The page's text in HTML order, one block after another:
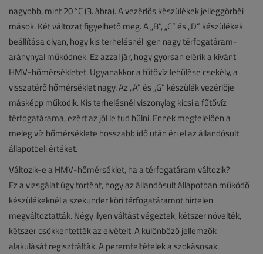
nagyobb, mint 20 °C (3. ábra). A vezérlős készülékek jelleggörbéi
mások. Két változat figyelhető meg. A „B”, „C” és „D” készülékek
beállítása olyan, hogy kis terhelésnél igen nagy térfogatáram-
aránynyal működnek. Ez azzal jár, hogy gyorsan elérik a kívánt
HMV-hőmérsékletet. Ugyanakkor a fűtővíz lehűlése csekély, a
visszatérő hőmérséklet nagy. Az „A” és „G” készülék vezérlője
másképp működik. Kis terhelésnél viszonylag kicsi a fűtővíz
térfogatárama, ezért az jól le tud hűlni. Ennek megfelelően a
meleg víz hőmérséklete hosszabb idő után éri el az állandósult
állapotbeli értéket.
Változik-e a HMV-hőmérséklet, ha a térfogatáram változik?
Ez a vizsgálat úgy történt, hogy az állandósult állapotban működő
készülékeknél a szekunder köri térfogatáramot hirtelen
megváltoztatták. Négy ilyen váltást végeztek, kétszer növelték,
kétszer csökkentették az elvételt. A különböző jellemzők
alakulását regisztrálták. A peremfeltételek a szokásosak: